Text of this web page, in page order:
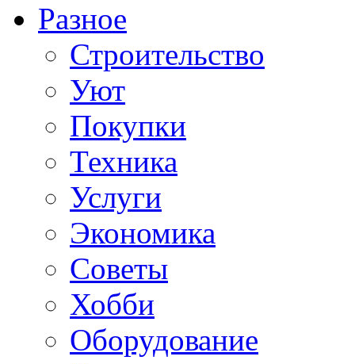
Разное
Строительство
Уют
Покупки
Техника
Услуги
Экономика
Советы
Хобби
Oборудование